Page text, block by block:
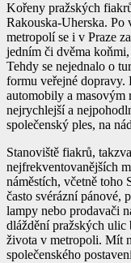
Kořeny pražských
Rakouska-Uherska. Po
metropolí se i v Praze
jedním či dvěma
Tehdy se nejednalo o
formu veřejné
automobily a masovým
nejrychlejší a
společenský ples, na
Stanoviště fiakrů,
nejfrekventovanějších
náměstích, včetně toho
často svérázní pánové,
lampy nebo prodavači
dláždění pražských
života v metropoli. Mít
společenského